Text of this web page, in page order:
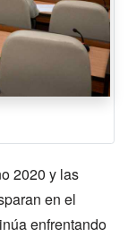
2020 y las
en el
enfrentando